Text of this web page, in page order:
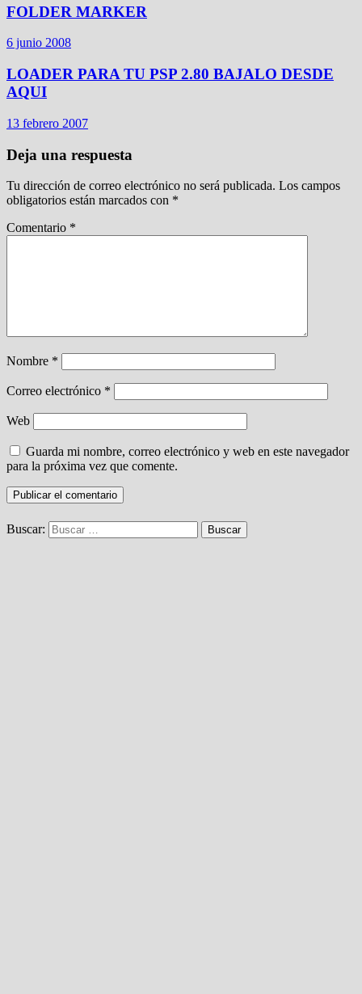
FOLDER MARKER
6 junio 2008
LOADER PARA TU PSP 2.80 BAJALO DESDE
AQUI
13 febrero 2007
Deja una respuesta
Tu dirección de correo electrónico no será publicada. Los campos
obligatorios están marcados con *
Comentario *
Nombre *
Correo electrónico *
Web
Guarda mi nombre, correo electrónico y web en este navegador
para la próxima vez que comente.
Buscar: